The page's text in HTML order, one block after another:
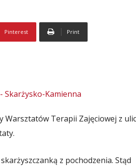
Pinterest Print
Warsztatów Terapii Zajęciowej z
z pochodzenia. Stąd